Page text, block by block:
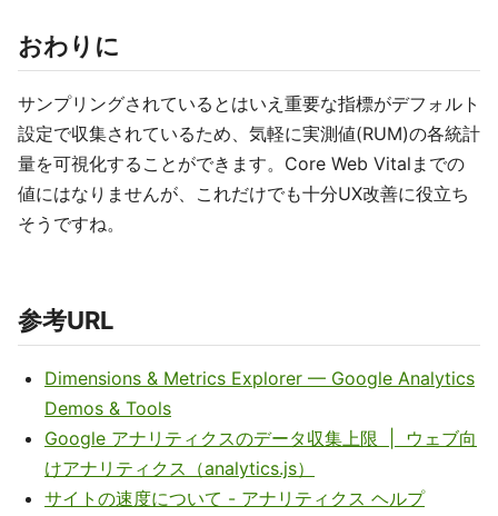
おわりに
サンプリングされているとはいえ重要な指標がデフォルト
設定で収集されているため、気軽に実測値(RUM)の各統計
量を可視化することができます。Core Web Vitalまでの
値にはなりませんが、これだけでも十分UX改善に役立ち
そうですね。
参考URL
Dimensions & Metrics Explorer — Google Analytics
Demos & Tools
Google アナリティクスのデータ収集上限 | ウェブ向
けアナリティクス（analytics.js）
サイトの速度について - アナリティクス ヘルプ